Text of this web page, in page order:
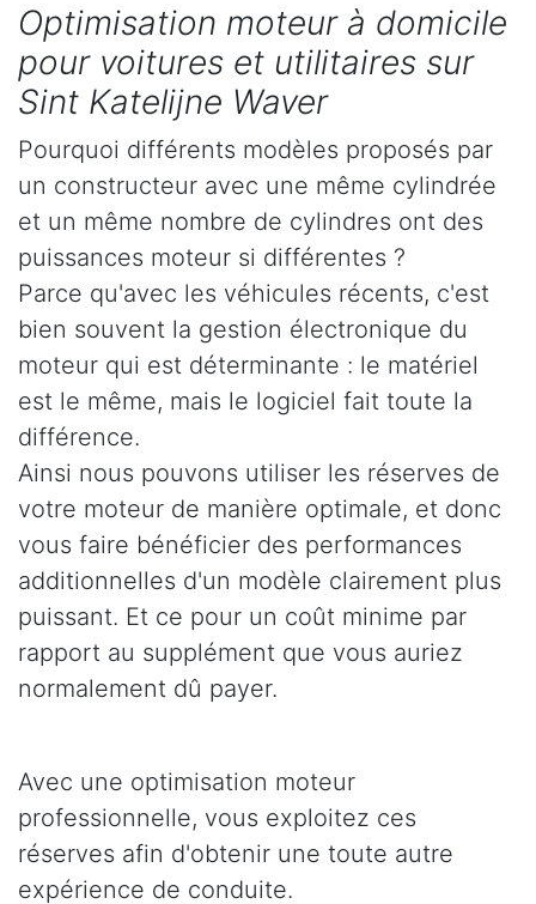
Optimisation moteur à domicile
pour voitures et utilitaires sur
Sint Katelijne Waver
Pourquoi différents modèles proposés par
un constructeur avec une même cylindrée
et un même nombre de cylindres ont des
puissances moteur si différentes ?
Parce qu'avec les véhicules récents, c'est
bien souvent la gestion électronique du
moteur qui est déterminante : le matériel
est le même, mais le logiciel fait toute la
différence.
Ainsi nous pouvons utiliser les réserves de
votre moteur de manière optimale, et donc
vous faire bénéficier des performances
additionnelles d'un modèle clairement plus
puissant. Et ce pour un coût minime par
rapport au supplément que vous auriez
normalement dû payer.
Avec une optimisation moteur
professionnelle, vous exploitez ces
réserves afin d'obtenir une toute autre
expérience de conduite.